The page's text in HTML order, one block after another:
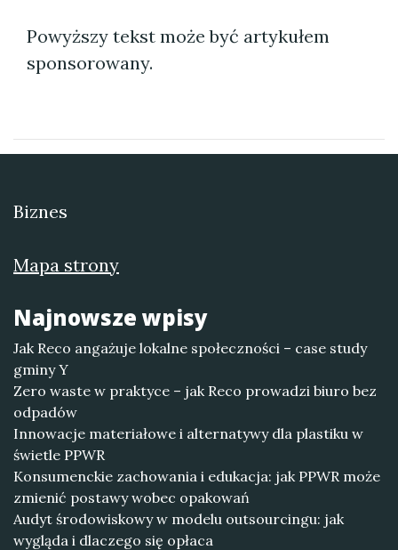
Powyższy tekst może być artykułem
sponsorowany.
Biznes
Mapa strony
Najnowsze wpisy
Jak Reco angażuje lokalne społeczności – case study
gminy Y
Zero waste w praktyce – jak Reco prowadzi biuro bez
odpadów
Innowacje materiałowe i alternatywy dla plastiku w
świetle PPWR
Konsumenckie zachowania i edukacja: jak PPWR może
zmienić postawy wobec opakowań
Audyt środowiskowy w modelu outsourcingu: jak
wygląda i dlaczego się opłaca